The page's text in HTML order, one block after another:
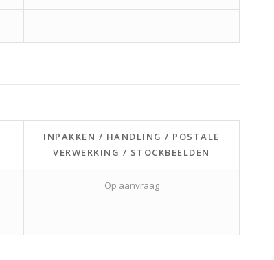
INPAKKEN / HANDLING / POSTALE
VERWERKING / STOCKBEELDEN
Op aanvraag